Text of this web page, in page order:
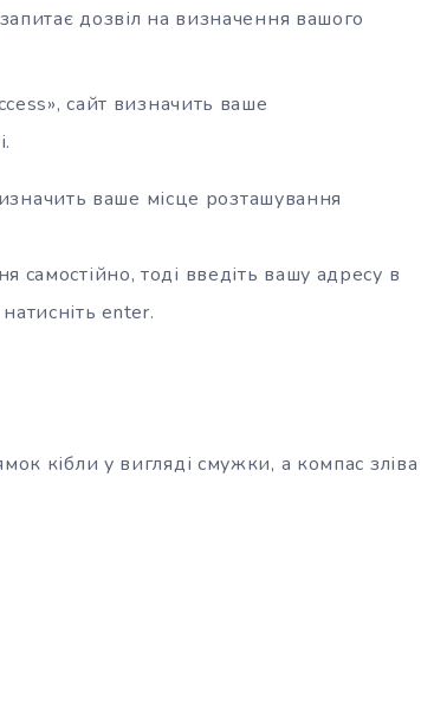
дозвіл на визначення вашого
сайт визначить ваше
ваше місце розташування
тоді введіть вашу адресу в
enter.
кібли у вигляді смужки, а компас зліва